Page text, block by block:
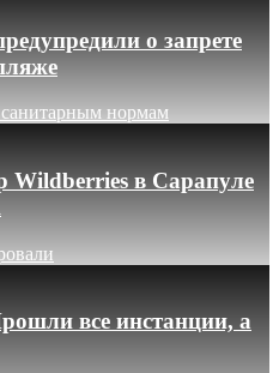
о запрете
санитарным нормам
Wildberries в Сарапуле
все инстанции, а